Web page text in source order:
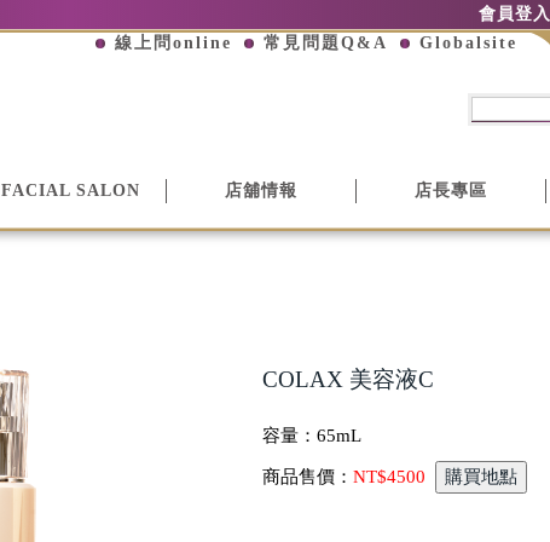
會員登入
線上問online
常見問題Q&A Globalsite
FACIAL SALON 店舖情報 店長專區
COLAX 美容液C
容量： 65mL
商品售價： NT$4500